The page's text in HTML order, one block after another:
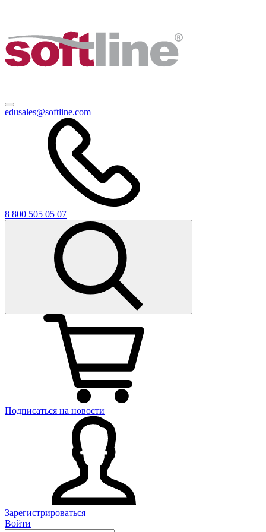
edusales@softline.com
8 800 505 05 07
Подписаться на новости
Зарегистрироваться
Войти